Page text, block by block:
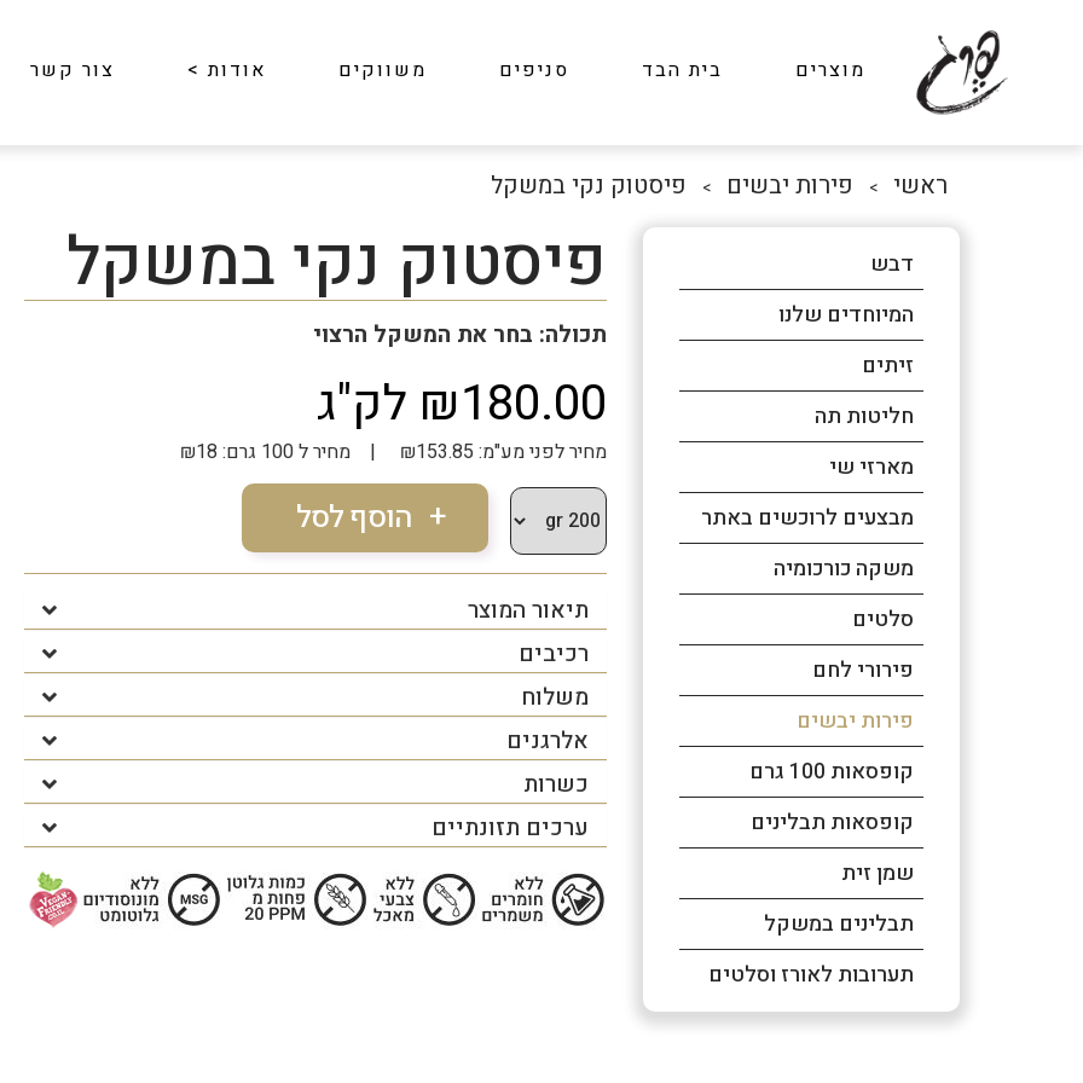
מוצרים בית הבד סניפים משווקים אודות> צור קשר
ראשי > פירות יבשים > פיסטוק נקי במשקל
פיסטוק נקי במשקל
תכולה: בחר את המשקל הרצוי
₪180.00 לק"ג
מחיר לפני מע"מ: ₪153.85 | מחיר ל 100 גרם: ₪18
תיאור המוצר
רכיבים
משלוח
אלרגנים
כשרות
ערכים תזונתיים
דבש
המיוחדים שלנו
זיתים
חליטות תה
מארזי שי
מבצעים לרוכשים באתר
משקה כורכומיה
סלטים
פירורי לחם
פירות יבשים
קופסאות 100 גרם
קופסאות תבלינים
שמן זית
תבלינים במשקל
תערובות לאורז וסלטים